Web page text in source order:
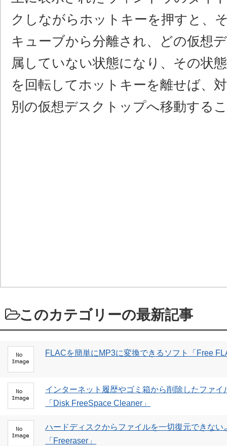
クしながらホットキーを押すと、
キューブから分離され、どの仮想
属していない状態になり、その状
を回転してホットキーを離せば、
別の仮想デスクトップへ移動する
このカテゴリーの最新記事
FLACを簡単にMP3に変換できるソフト「Free
インターネット履歴やゴミ箱から削除したファ
「Disk FreeSpace Cleaner」
ハードディスクからファイルを一切復元できない
「Freeraser」